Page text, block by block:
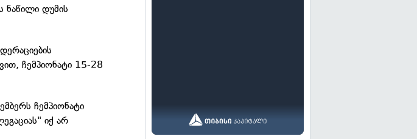
ნაწილი დუმის
ჩემპიონატი 15-28
ჩემპიონატი
იქ არ